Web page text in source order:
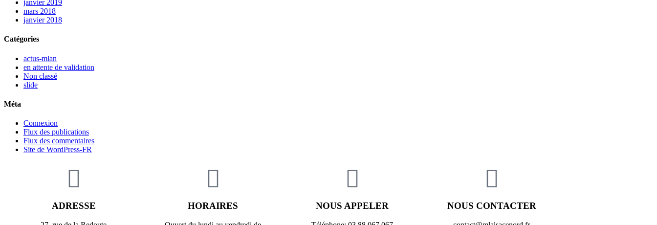
janvier 2019
mars 2018
janvier 2018
Catégories
actus-mlan
en attente de validation
Non classé
slide
Méta
Connexion
Flux des publications
Flux des commentaires
Site de WordPress-FR
ADRESSE HORAIRES NOUS APPELER NOUS CONTACTER